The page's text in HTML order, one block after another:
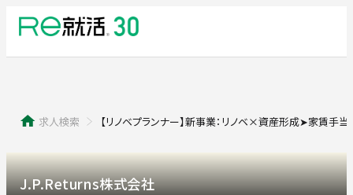
求人検索 【リノベプランナー】新事業：リノベ×資産形成➤家賃手
J.P.Returns株式会社